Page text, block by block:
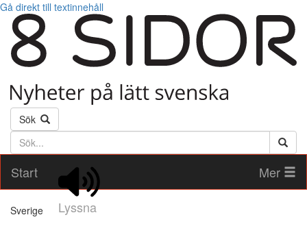
Gå direkt till textinnehåll
Sök
Söktext
Start
Lyssna
Mer
Sverige